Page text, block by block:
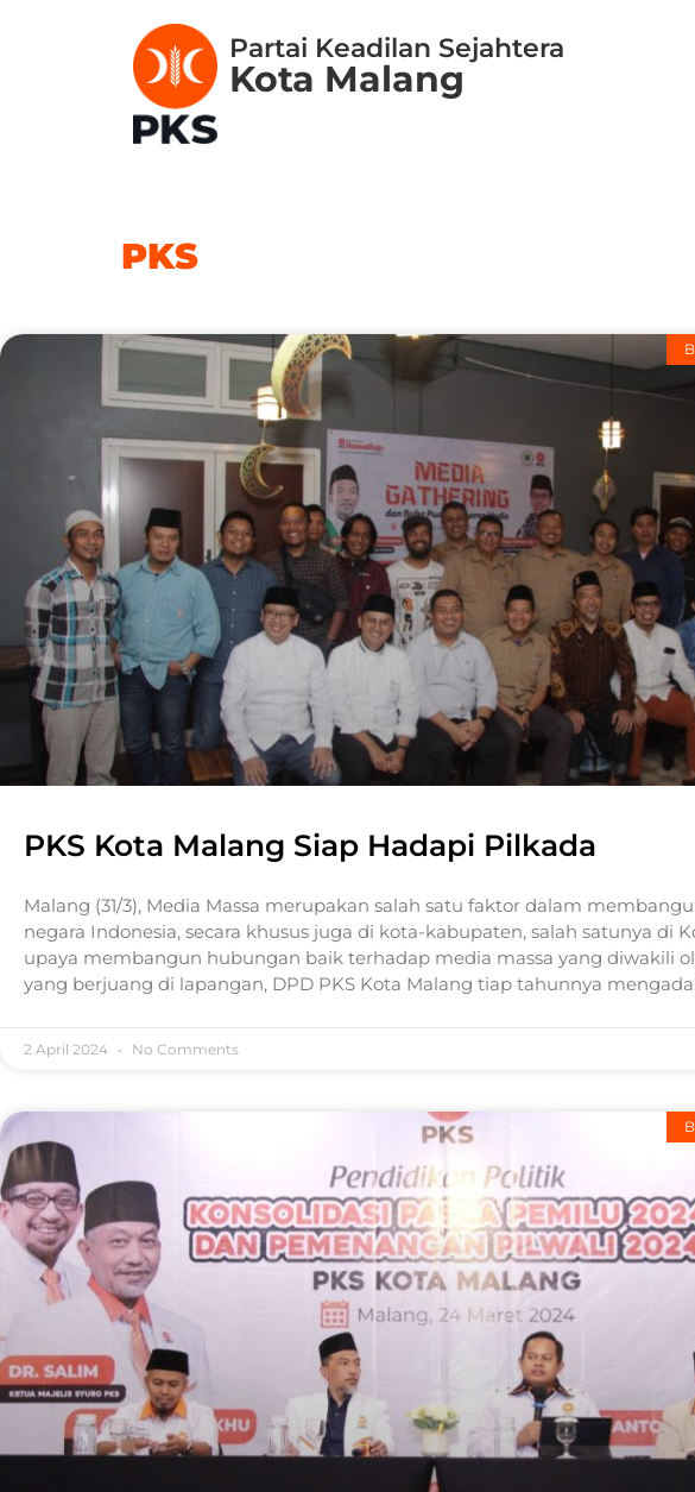
Partai Keadilan Sejahtera
Kota Malang
PKS
PKS Kota Malang Siap Hadapi Pilkada
Malang (31/3), Media Massa merupakan salah satu faktor dalam
negara Indonesia, secara khusus juga di kota-kabupaten, salah satunya di
upaya membangun hubungan baik terhadap media massa yang diwakili
yang berjuang di lapangan, DPD PKS Kota Malang tiap tahunnya
2 April 2024 No Comments